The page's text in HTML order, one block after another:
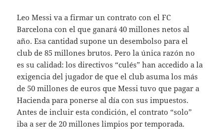
Leo Messi va a firmar un contrato con el FC
Barcelona con el que ganará 40 millones netos al
año. Esa cantidad supone un desembolso para el
club de 85 millones brutos. Pero la única razón no
es su calidad: los directivos “culés” han accedido a la
exigencia del jugador de que el club asuma los más
de 50 millones de euros que Messi tuvo que pagar a
Hacienda para ponerse al día con sus impuestos.
Antes de incluir esta condición, el contrato “solo”
iba a ser de 20 millones limpios por temporada.